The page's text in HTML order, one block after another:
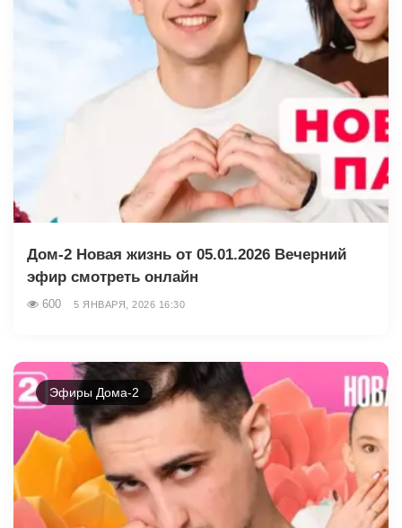
Дом-2 Новая жизнь от 05.01.2026 Вечерний
эфир смотреть онлайн
600 5 ЯНВАРЯ, 2026 16:30
Эфиры Дома-2